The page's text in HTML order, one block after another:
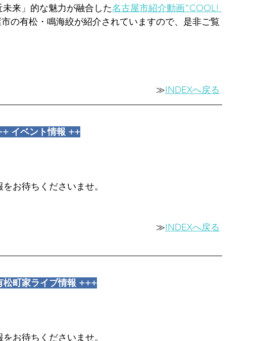
来」的な魅力が融合した名古屋市紹介動画"COOL!
の有松・鳴海絞が紹介されていますので、是非ご覧
≫INDEXへ戻る
イベント情報 ++
お待ちくださいませ。
≫INDEXへ戻る
松町家ライブ情報 +++
お待ちくださいませ。